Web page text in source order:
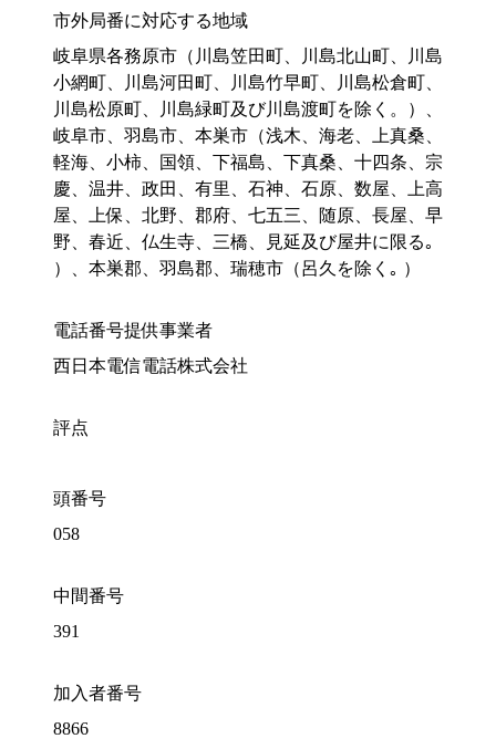
市外局番に対応する地域
岐阜県各務原市（川島笠田町、川島北山町、川島
小網町、川島河田町、川島竹早町、川島松倉町、
川島松原町、川島緑町及び川島渡町を除く。）、
岐阜市、羽島市、本巣市（浅木、海老、上真桑、
軽海、小柿、国領、下福島、下真桑、十四条、宗
慶、温井、政田、有里、石神、石原、数屋、上高
屋、上保、北野、郡府、七五三、随原、長屋、早
野、春近、仏生寺、三橋、見延及び屋井に限る｡
）、本巣郡、羽島郡、瑞穂市（呂久を除く｡ ）
電話番号提供事業者
西日本電信電話株式会社
評点
頭番号
058
中間番号
391
加入者番号
8866